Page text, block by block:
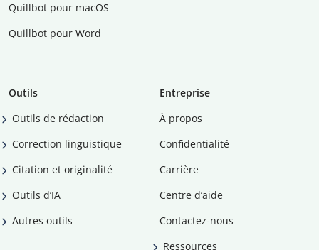
Quillbot pour macOS
Quillbot pour Word
Outils
Outils de rédaction
Correction linguistique
Citation et originalité
Outils d’IA
Autres outils
Entreprise
À propos
Confidentialité
Carrière
Centre d’aide
Contactez-nous
Ressources